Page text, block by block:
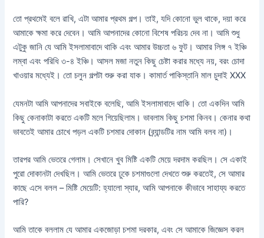
তো প্রথমেই বলে রাখি, এটা আমার প্রথম গল্প। তাই, যদি কোনো ভুল থাকে, দয়া করে
আমাকে ক্ষমা করে দেবেন। আমি আপনাদের কোনো বিশেষ পরিচয় দেব না। আমি শুধু
এটুকু জানি যে আমি ইসলামাবাদে থাকি এবং আমার উচ্চতা ৬ ফুট। আমার লিঙ্গ ৭ ইঞ্চি
লম্বা এবং পরিধি ৩-৪ ইঞ্চি। আসল মজা নতুন কিছু চেষ্টা করার মধ্যে নয়, বরং চোদা
খাওয়ার মধ্যেই। তো চলুন গল্পটা শুরু করা যাক। কামার্ত পাকিস্তানি মাল চুদাই XXX
যেমনটা আমি আপনাদের সবাইকে বলেছি, আমি ইসলামাবাদে থাকি। তো একদিন আমি
কিছু কেনাকাটা করতে একটি মলে গিয়েছিলাম। ভাবলাম কিছু চশমা কিনব। কেনার কথা
ভাবতেই আমার চোখে পড়ল একটি চশমার দোকান (ব্র্যান্ডটির নাম আমি বলব না)।
তারপর আমি ভেতরে গেলাম। সেখানে খুব মিষ্টি একটি মেয়ে দরদাম করছিল। সে একাই
পুরো দোকানটা দেখছিল। আমি ভেতরে ঢুকে চশমাগুলো দেখতে শুরু করতেই, সে আমার
কাছে এসে বলল – মিষ্টি মেয়েটি: হ্যালো স্যার, আমি আপনাকে কীভাবে সাহায্য করতে
পারি?
আমি তাকে বললাম যে আমার একজোড়া চশমা দরকার, এবং সে আমাকে জিজ্ঞেস করল